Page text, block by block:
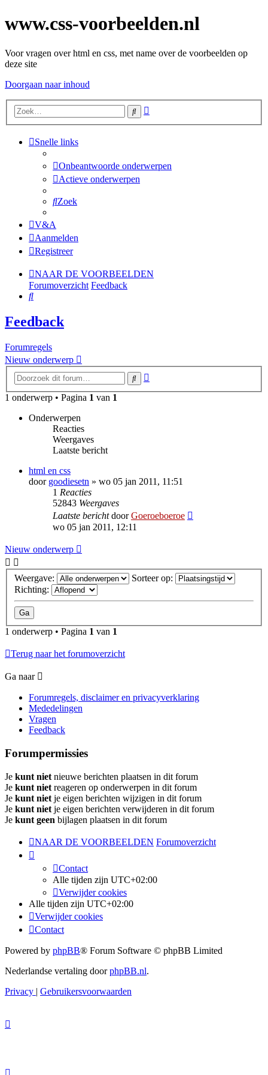
www.css-voorbeelden.nl
Voor vragen over html en css, met name over de voorbeelden op
deze site
Doorgaan naar inhoud
Zoek
Snelle links
Onbeantwoorde onderwerpen
Actieve onderwerpen
Zoek
V&A
Aanmelden
Registreer
NAAR DE VOORBEELDEN
Forumoverzicht Feedback
Zoek
Feedback
Forumregels
Nieuw onderwerp
Zoek
1 onderwerp • Pagina 1 van 1
Onderwerpen
Reacties
Weergaves
Laatste bericht
html en css
door goodiesetn » wo 05 jan 2011, 11:51
1 Reacties
52843 Weergaves
Laatste berichtdoorGoeroeboeroe
wo 05 jan 2011, 12:11
Nieuw onderwerp
Weergave:
Sorteer op:
Richting:
1 onderwerp • Pagina 1 van 1
Terug naar het forumoverzicht
Ga naar
Forumregels, disclaimer en privacyverklaring
Mededelingen
Vragen
Feedback
Forumpermissies
Je kunt niet nieuwe berichten plaatsen in dit forum
Je kunt niet reageren op onderwerpen in dit forum
Je kunt niet je eigen berichten wijzigen in dit forum
Je kunt niet je eigen berichten verwijderen in dit forum
Je kunt geen bijlagen plaatsen in dit forum
NAAR DE VOORBEELDEN Forumoverzicht
Contact
Alle tijden zijn UTC+02:00
Verwijder cookies
Alle tijden zijn UTC+02:00
Verwijder cookies
Contact
Powered by phpBB® Forum Software © phpBB Limited
Nederlandse vertaling doorphpBB.nl.
Privacy | Gebruikersvoorwaarden